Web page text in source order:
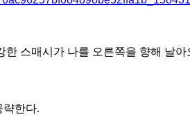
스매시가 나를 오른쪽을 향해 날아
략한다.